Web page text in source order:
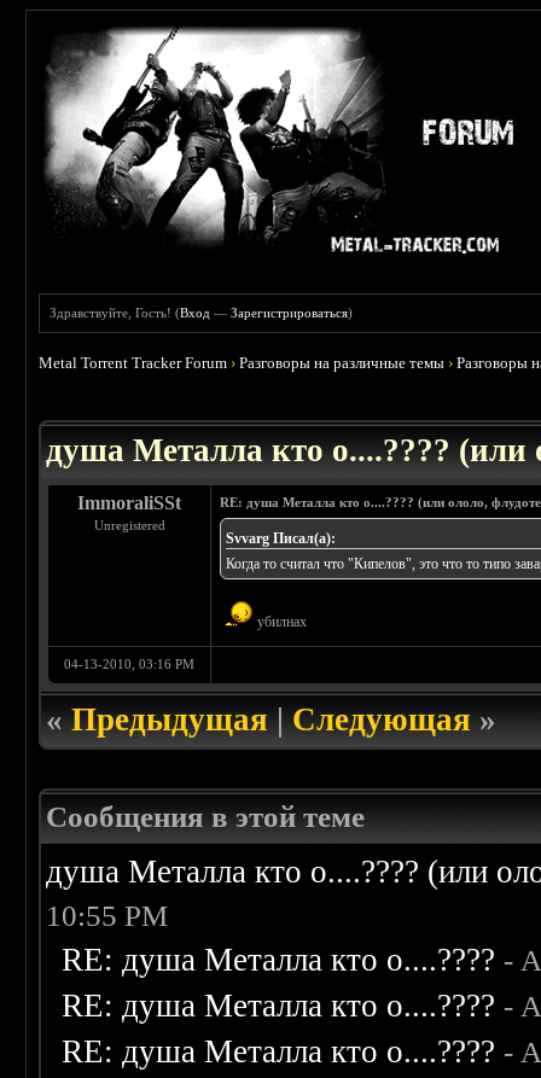
Здравствуйте, Гость! (Вход —Зарегистрироваться)
Metal Torrent Tracker Forum ›Разговоры на различные темы ›Разговоры
душа Металла кто о....???? (или
ImmoraliSSt
Unregistered
RE: душа Металла кто о....???? (или ололо,
Svvarg Писал(а):
Когда то считал что "Кипелов", это что то типо
убилнах
04-13-2010, 03:16 PM
«Предыдущая|Следующая»
Сообщения в этой теме
душа Металла кто о....???? (или
10:55 PM
RE: душа Металла кто о....???? -
RE: душа Металла кто о....???? -
RE: душа Металла кто о....???? -